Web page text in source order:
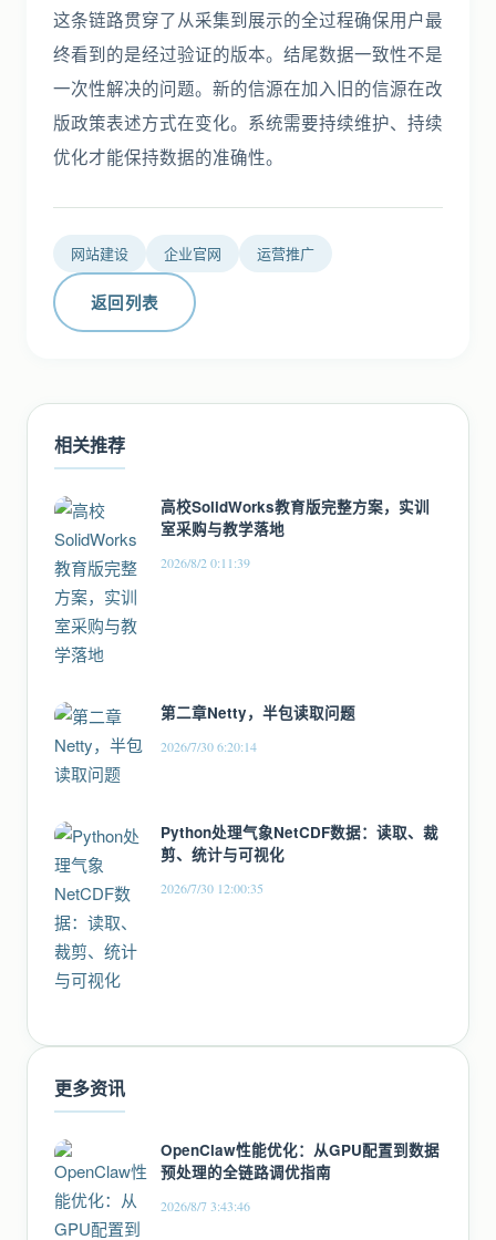
这条链路贯穿了从采集到展示的全过程确保用户最
终看到的是经过验证的版本。结尾数据一致性不是
一次性解决的问题。新的信源在加入旧的信源在改
版政策表述方式在变化。系统需要持续维护、持续
优化才能保持数据的准确性。
网站建设 企业官网 运营推广
返回列表
相关推荐
高校SolidWorks教育版完整方案，实训
室采购与教学落地
2026/8/2 0:11:39
第二章Netty，半包读取问题
2026/7/30 6:20:14
Python处理气象NetCDF数据：读取、裁
剪、统计与可视化
2026/7/30 12:00:35
更多资讯
OpenClaw性能优化：从GPU配置到数据
预处理的全链路调优指南
2026/8/7 3:43:46